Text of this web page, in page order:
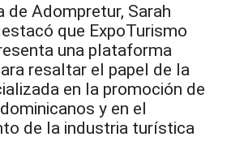
de Adompretur, Sarah
que ExpoTurismo
una plataforma
resaltar el papel de la
en la promoción de
y en el
de la industria turística